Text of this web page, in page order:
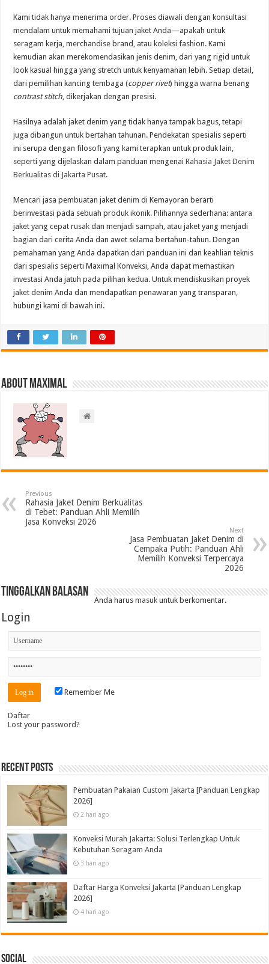
Kami tidak hanya menerima order. Proses diawali dengan konsultasi
mendalam untuk memahami tujuan jaket Anda—apakah untuk
seragam kerja, merchandise brand, atau koleksi fashion. Kami
kemudian akan merekomendasikan jenis denim, dari yang rigid untuk
look kasual hingga yang stretch untuk kenyamanan lebih. Setiap detail,
dari pemilihan kancing tembaga (copper rivet) hingga warna benang
contrast stitch , dikerjakan dengan presisi.
Hasilnya adalah jaket denim yang tidak hanya tampak bagus, tetapi
juga dibangun untuk bertahan tahunan. Pendekatan spesialis seperti
ini serupa dengan filosofi yang kami terapkan untuk produk lain,
seperti yang dijelaskan dalam panduan mengenaiRahasia Jaket Denim
Berkualitas di Jakarta Pusat.
Mencari jasa pembuatan jaket denim di Kemayoran berarti
berinvestasi pada sebuah produk ikonik. Pilihannya sederhana: antara
jaket yang cepat rusak dan menjadi sampah, atau jaket yang menjadi
bagian dari cerita Anda dan awet selama bertahun-tahun. Dengan
pemahaman yang Anda dapatkan dari panduan ini dan keahlian teknis
dari spesialis seperti Maximal Konveksi, Anda dapat memastikan
investasi Anda jatuh pada pilihan kedua. Untuk mendiskusikan proyek
jaket denim Anda dan mendapatkan penawaran yang transparan,
hubungi kami di bawah ini.
About Maximal
Previous
Rahasia Jaket Denim Berkualitas
di Tebet: Panduan Ahli Memilih
Jasa Konveksi 2026
Next
Jasa Pembuatan Jaket Denim di
Cempaka Putih: Panduan Ahli
Memilih Konveksi Terpercaya
2026
Tinggalkan Balasan
Anda harusmasuk untuk berkomentar.
Login
Remember Me
Daftar
Lost your password?
Recent Posts
Pembuatan Pakaian Custom Jakarta [Panduan Lengkap
2026]
2 hari ago
Konveksi Murah Jakarta: Solusi Terlengkap Untuk
Kebutuhan Seragam Anda
3 hari ago
Daftar Harga Konveksi Jakarta [Panduan Lengkap
2026]
4 hari ago
Social